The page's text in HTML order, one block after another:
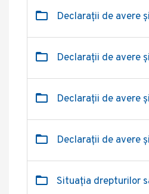
Declarații de avere
Declarații de avere
Declarații de avere
Declarații de avere
Situația drepturilor